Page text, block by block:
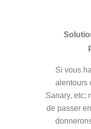
Si vous
alentours
Sanary, etc;
de passer